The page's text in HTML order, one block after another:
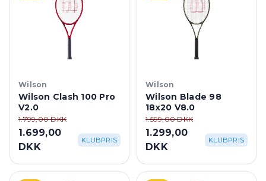
Wilson
Wilson Clash 100 Pro
V2.0
1.799,00 DKK
1.699,00
DKK
KLUBPRIS
Wilson
Wilson Blade 98
18x20 V8.0
1.599,00 DKK
1.299,00
DKK
KLUBPRIS